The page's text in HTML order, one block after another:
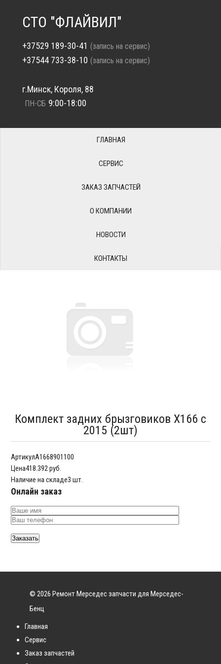
СТО "ФЛАЙВИЛ"
+37529 189-30-41 (запись на сервис)
+37544 733-38-10 (запись на сервис)
г.Минск, Короля, 88
ПН-СБ 9:00-18:00
ГЛАВНАЯ
СЕРВИС
ЗАКАЗ ЗАПЧАСТЕЙ
О КОМПАНИИ
НОВОСТИ
КОНТАКТЫ
Комплект задних брызговиков X166 с
2015 (2шт)
АртикулA1668901100
Цена418.392 руб.
Наличие на складе3 шт.
Онлайн заказ
© 2026 Ремонт Мерседес запчасти для Мерседес-
Бенц
Главная
Сервис
Заказ запчастей